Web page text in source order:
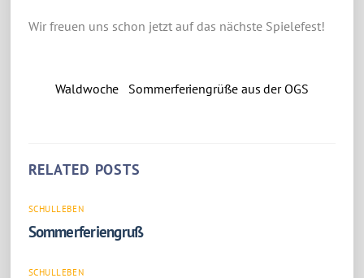
Wir freuen uns schon jetzt auf das nächste Spielefest!
Waldwoche Sommerferiengrüße aus der OGS
RELATED POSTS
SCHULLEBEN
Sommerferiengruß
SCHULLEBEN